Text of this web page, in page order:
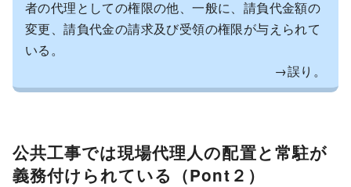
者の代理としての権限の他、一般に、請負代金額の
変更、請負代金の請求及び受領の権限が与えられて
いる。
→誤り。
公共工事では現場代理人の配置と常駐が
義務付けられている（Pont２）